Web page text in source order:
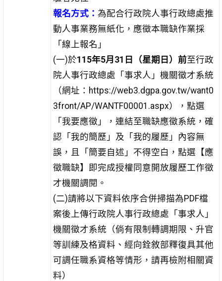
報名方式： 為配合行政院人事行政總處推
動人事業務無紙化，應徵本職缺作業採
「線上報名」
(一)於115年5月31日 （星期日）前至行政
院人事行政總處「事求人」機關徵才系統
（網址：https://web3.dgpa.gov.tw/want0
3front/AP/WANTF00001.aspx），點選
「我要應徵」，連結至職缺應徵系統，確
認「我的簡歷」及「我的履歷」內容無
誤，且「簡要自述」不得空白，點選【應
徵職缺】即完成授權同意開放履歷工作徵
才機關調閱。
(二)請將以下資料依序合併掃描為PDF檔
案後上傳行政院人事行政總處「事求人」
機關徵才系統（倘有限制轉調期限、升官
等訓練及格資料、經向銓敘部釋復具其他
可調任職系資格等情形，請再檢附相關資
料）